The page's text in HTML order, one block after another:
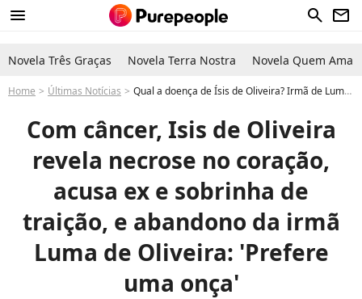
menu search newsletter
Novela Três Graças Novela Terra Nostra Novela Quem Ama
Home Últimas Notícias Qual a doença de Ísis de Oliveira? Irmã de Luma de Oliveira revela grave problema no coração e acusa sobrinha de traição com seu ex. 'Vai para o inferno'
Com câncer, Isis de Oliveira
revela necrose no coração,
acusa ex e sobrinha de
traição, e abandono da irmã
Luma de Oliveira: 'Prefere
uma onça'